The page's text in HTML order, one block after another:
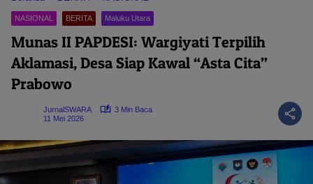
NASIONAL BERITA Maluku Utara
Munas II PAPDESI: Wargiyati Terpilih
Aklamasi, Desa Siap Kawal “Asta Cita”
Prabowo
JurnalSWARA
3 Min Baca
11 Mei 2026